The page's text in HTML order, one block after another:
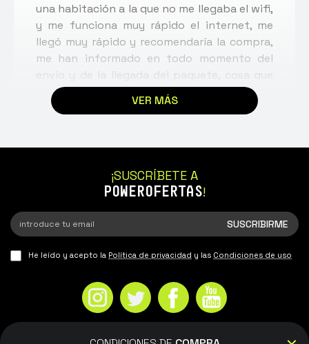
una habitación a la que no me llegaba el wifi,
y me funciona muy rápido el internet, me
llegó muy rápido y recomendaría la compra,
me han informado en todo momento del
envío y de la llegada del paquete, cosa que
se agradece mucho ya que trabajo casi todo
el día y las entregas para mi son
VER MÁS
¡SUSCRÍBETE A
POWEROFERTAS!
He leído y acepto la Política de privacidad y las Condiciones de uso